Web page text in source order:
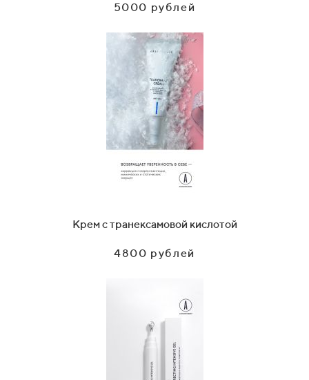
5000 рублей
Крем с транексамовой кислотой
4800 рублей